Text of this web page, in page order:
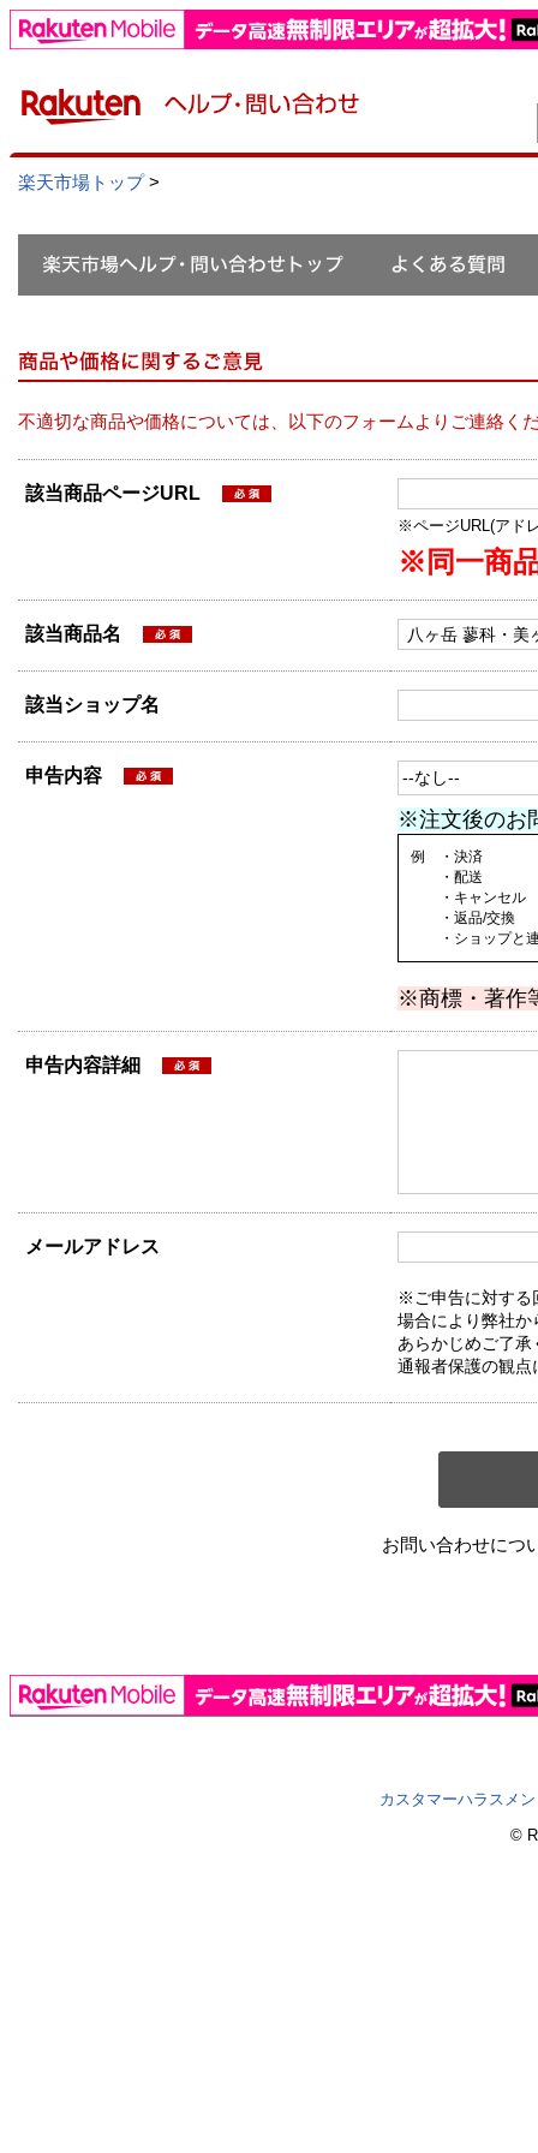
楽天市場トップ>
不適切な商品や価格については、以下のフォームよりご連絡く
該当商品ページURL
※ページURL(アド
※同一商
該当商品名
該当ショップ名
申告内容
※注文後のお
例 ・決済
・配送
・キャンセル
・返品/交換
・ショップと連
※商標・著作
申告内容詳細
メールアドレス
※ご申告に対する
場合により弊社か
あらかじめご了承
通報者保護の観点
お問い合わせにつ
カスタマーハラスメ
©